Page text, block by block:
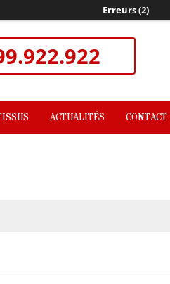
ACTUALITÉS CONTACT
Erreurs (2)